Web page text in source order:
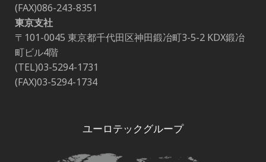
(FAX)086-243-8351
東京支社
〒101-0045 東京都千代田区神田鍛冶町3-5-2 KDX鍛冶
町ビル4階
(TEL)03-5294-1731
(FAX)03-5294-1734
ユーロテックグループ